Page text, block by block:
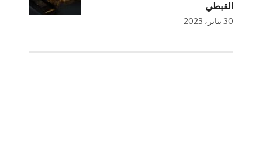
القبطي
30 يناير، 2023